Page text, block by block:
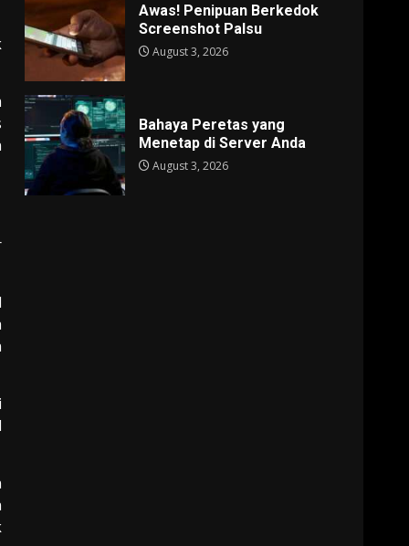
Awas! Penipuan Berkedok
Screenshot Palsu
August 3, 2026
Bahaya Peretas yang
Menetap di Server Anda
August 3, 2026